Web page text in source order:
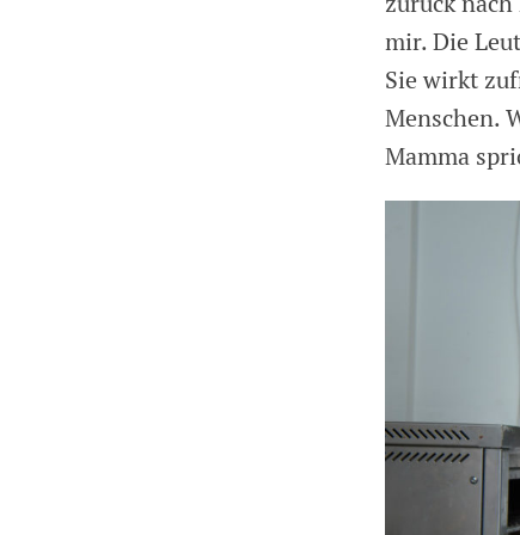
mir. Die
Sie wirkt
Menschen.
Mamma